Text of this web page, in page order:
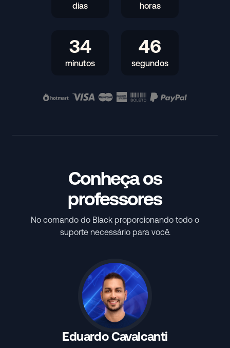
dias horas
34
minutos
45
segundos
Conheça os
professores
No comando do Black proporcionando todo o
suporte necessário para você.
Eduardo Cavalcanti